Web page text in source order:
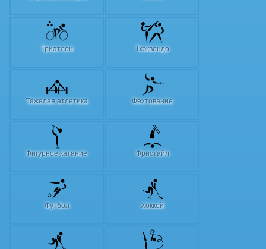
Триатлон Тхэквондо
Тяжелая атлетика Фехтование
Фигурное катание Фристайл
Футбол Хоккей